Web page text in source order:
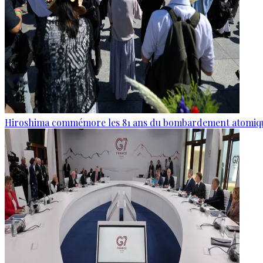
Hiroshima commémore les 81 ans du bombardement